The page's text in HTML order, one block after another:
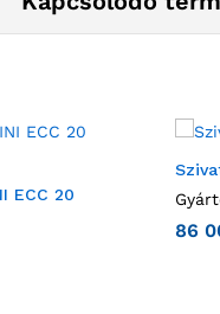
ECC 20
86